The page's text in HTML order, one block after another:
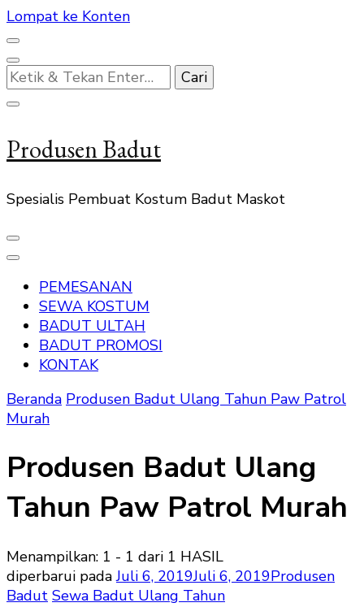
Lompat ke Konten
Mencari
Sesuatu?
Produsen Badut
Spesialis Pembuat Kostum Badut Maskot
PEMESANAN
SEWA KOSTUM
BADUT ULTAH
BADUT PROMOSI
KONTAK
Beranda Produsen Badut Ulang Tahun Paw Patrol
Murah
Produsen Badut Ulang
Tahun Paw Patrol Murah
Menampilkan: 1 - 1 dari 1 HASIL
diperbarui padaJuli 6, 2019Juli 6, 2019Produsen
Badut Sewa Badut Ulang Tahun